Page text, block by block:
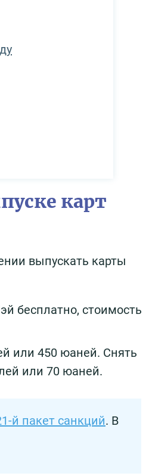
карт
выпускать карты
бесплатно, стоимость
или 450 юаней. Снять
или 70 юаней.
й пакет санкций. В